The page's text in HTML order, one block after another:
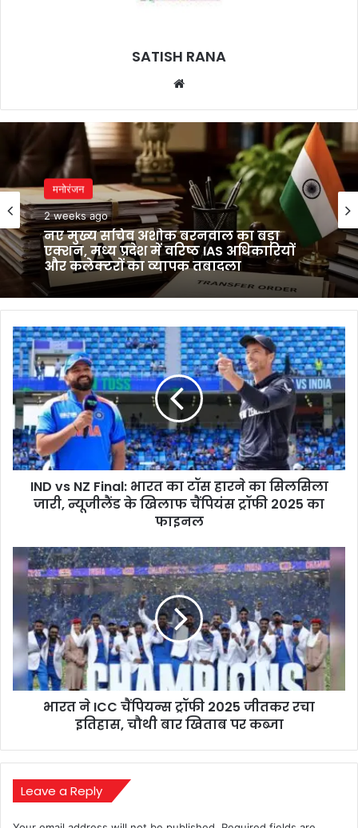
SATISH RANA
मनोरंजन
2 weeks ago
नए मुख्य सचिव अशोक बरनवाल का बड़ा
एक्शन, मध्य प्रदेश में वरिष्ठ IAS अधिकारियों
और कलेक्टरों का व्यापक तबादला
IND
vs
NZ
Final:
भारत
का
टॉस
हारने
का
सिलसिला
खिलाफ
चैंपियंस
ट्रॉफी
2025
का
फाइनल
IND vs NZ Final: भारत का टॉस हारने का सिलसिला
जारी, न्यूजीलैंड के खिलाफ चैंपियंस ट्रॉफी 2025 का
फाइनल
भारत
ने
ICC
चैंपियन्स
ट्रॉफी
2025
जीतकर
रचा
इतिहास,
भारत ने ICC चैंपियन्स ट्रॉफी 2025 जीतकर रचा
इतिहास, चौथी बार खिताब पर कब्जा
Leave a Reply